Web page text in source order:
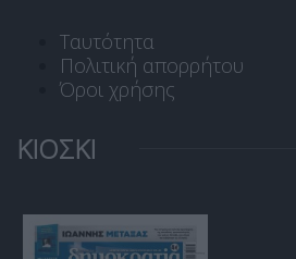
Ταυτότητα
Πολιτική απορρήτου
Όροι χρήσης
ΚΙΟΣΚΙ